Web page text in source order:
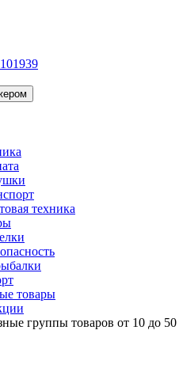
техника
товары
группы товаров от 10 до 50